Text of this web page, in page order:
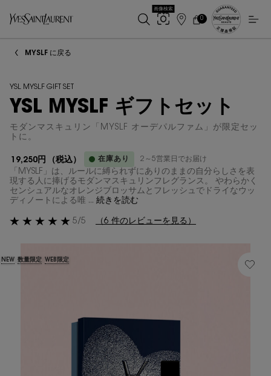
画像検索
店
カ
0
0 カート内の製品
MYSLF に戻る
YSL MYSLF GIFT SET
YSL MYSLF ギフトセット
モダンマスキュリン「MYSLF オーデパルファム」が限定セッ
トに。
19,250円 （税込） 在庫あり 2～5営業日でお届け
「MYSLF」は、ルールに縛られずにありのままの自分らしさを表
現する人に捧げるモダンマスキュリンフレグランス。 やわらかく
センシュアルなオレンジブロッサムとフレッシュでドライなウッ
ディノートによる唯 ... 続きを読む
5/5 （6 件のレビューを見る）
NEW 数量限定 WEB限定